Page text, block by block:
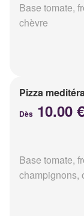
Base tomate,
chèvre
Pizza
Dès 10.00 €
Base tomate,
champignons,